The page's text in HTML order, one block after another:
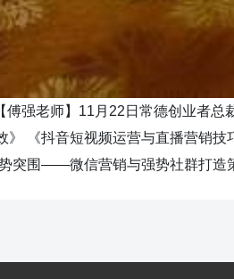
傅强老师】11月22日常德创业者
》 《抖音短视频运营与直播营销
突围——微信营销与强势社群打造